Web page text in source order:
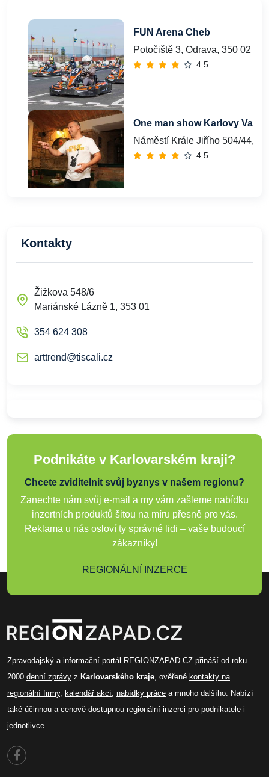
FUN Arena Cheb
Potočiště 3, Odrava, 350 02
4.5
One man show Karlovy Vary
Náměstí Krále Jiřího 504/44,
4.5
Kontakty
Žižkova 548/6
Mariánské Lázně 1, 353 01
354 624 308
arttrend@tiscali.cz
Podnikáte v Karlovarském kraji?
Chcete zviditelnit svůj byznys v našem regionu?
Zanechte nám svůj e-mail a my vám zašleme nabídku
inzertních produktů šitou na míru přesně pro vás.
Reklama u nás osloví ty správné lidi – vaše budoucí
zákazníky!
REGIONÁLNÍ INZERCE
Zpravodajský a informační portál REGIONZAPAD.CZ přináší od roku
2000 denní zprávy z Karlovarského kraje, ověřené kontakty na
regionální firmy, kalendář akcí, nabídky práce a mnoho dalšího. Nabízí
také účinnou a cenově dostupnou regionální inzerci pro podnikatele i
jednotlivce.